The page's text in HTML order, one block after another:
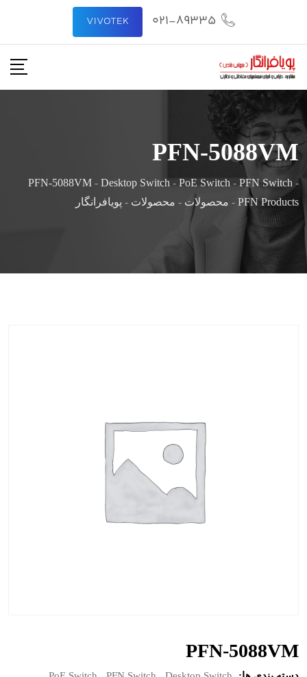
021-89335
VIVOTEK
PFN-5088VM
PFN-5088VM - Desktop Switch - PoE Switch - PFN Switch -
PFN Products
- محصولات - محصولات - پویافرانگار
PFN-5088VM